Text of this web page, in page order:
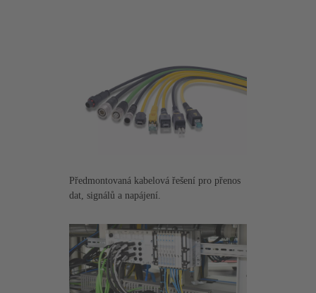
Předmontovaná kabelová řešení pro přenos
dat, signálů a napájení.